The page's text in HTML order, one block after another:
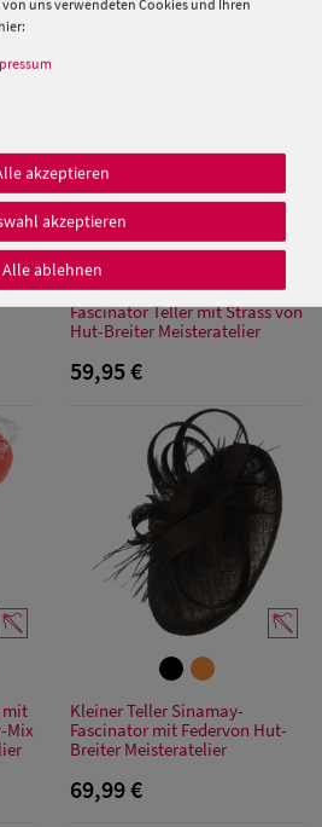
Mittelgroßer Sinamay
Fascinator Teller mit Strass von
Hut-Breiter Meisteratelier
59,95 €
mit
Mix
Kleiner Teller Sinamay-
Fascinator mit Federvon Hut-
Breiter Meisteratelier
69,99 €
uns verwendeten Cookies und Ihren
akzeptieren
akzeptieren
Alle ablehnen